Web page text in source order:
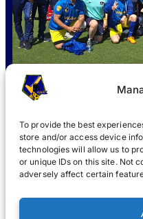
To provide the best
store and/or access device
technologies will allow us to
or unique IDs on this site. Not
adversely affect certain
QUÈ ÉS WABOL®?